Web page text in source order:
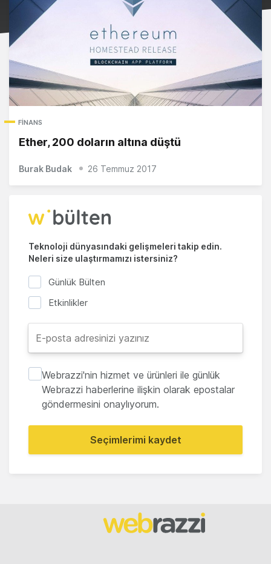
FINANS
Ether, 200 doların altına düştü
Burak Budak 26 Temmuz 2017
Teknoloji dünyasındaki gelişmeleri takip edin.
Neleri size ulaştırmamızı istersiniz?
Günlük Bülten
Etkinlikler
Webrazzi'nin hizmet ve ürünleri ile günlük
Webrazzi haberlerine ilişkin olarak epostalar
göndermesini onaylıyorum.
Seçimlerimi kaydet